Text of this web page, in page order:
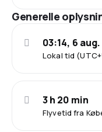
Generelle
Lokal tid
03:14, 6
Flyvetid fra
3 h 20 min